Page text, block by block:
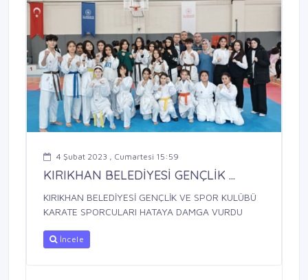
4 Şubat 2023 , Cumartesi 15:59
KIRIKHAN BELEDİYESİ GENÇLİK ...
KIRIKHAN BELEDİYESİ GENÇLİK VE SPOR KULÜBÜ
KARATE SPORCULARI HATAYA DAMGA VURDU
İncele